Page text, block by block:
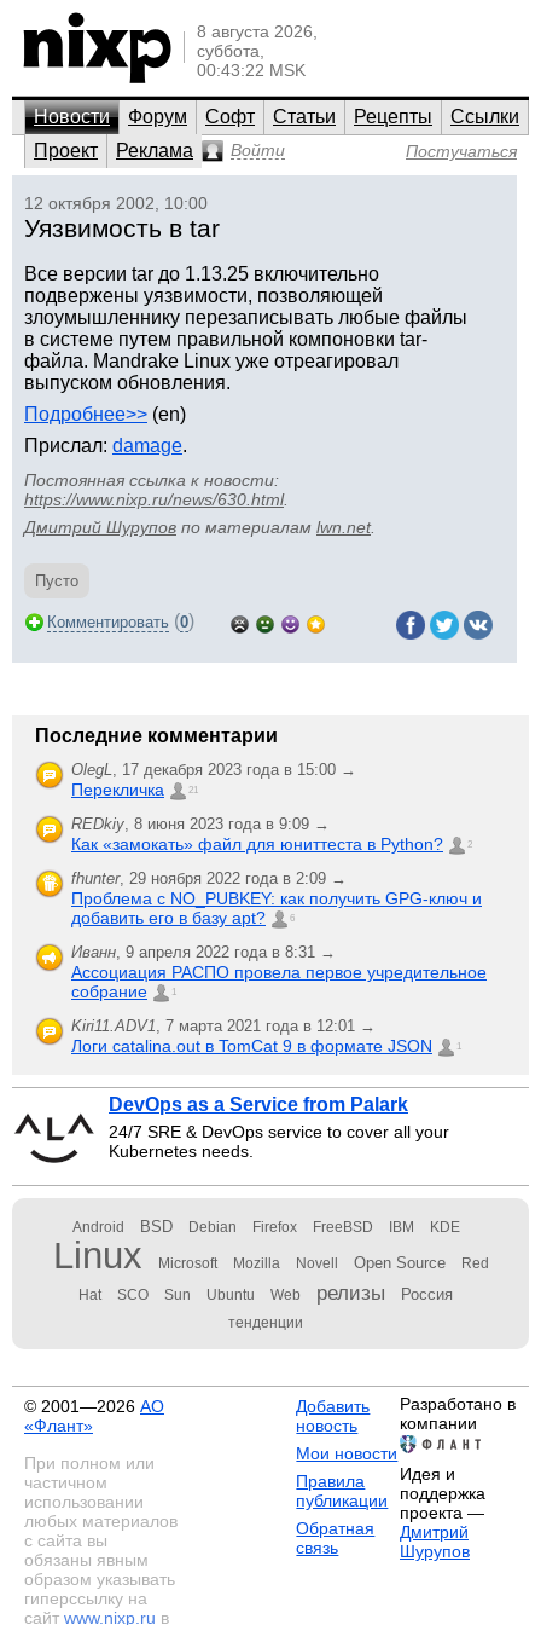
8 августа 2026,
суббота,
00:43:22 MSK
Новости Форум Софт Статьи Рецепты
Ссылки
Проект
Реклама Войти Постучаться
12 октября 2002, 10:00
Уязвимость в tar
Все версии tar до 1.13.25 включительно
подвержены уязвимости, позволяющей
злоумышленнику перезаписывать любые файлы
в системе путем правильной компоновки tar-
файла. Mandrake Linux уже отреагировал
выпуском обновления.
Подробнее>> (en)
Прислал: damage.
Постоянная ссылка к новости:
https://www.nixp.ru/news/630.html.
Дмитрий Шурупов по материалам lwn.net.
Пусто
Комментировать (0)
Последние комментарии
OlegL, 17 декабря 2023 года в 15:00 →
Перекличка 21
REDkiy, 8 июня 2023 года в 9:09 →
Как «замокать» файл для юниттеста в Python? 2
fhunter, 29 ноября 2022 года в 2:09 →
Проблема с NO_PUBKEY: как получить GPG-ключ и
добавить его в базу apt?
6
Иванн, 9 апреля 2022 года в 8:31 →
Ассоциация РАСПО провела первое учредительное
собрание
1
Kiri11.ADV1, 7 марта 2021 года в 12:01 →
Логи catalina.out в TomCat 9 в формате JSON 1
DevOps as a Service from Palark
24/7 SRE & DevOps service to cover all your
Kubernetes needs.
Android BSD Debian Firefox FreeBSD IBM KDE
Linux Microsoft Mozilla Novell Open Source Red
Hat SCO Sun Ubuntu Web релизы Россия
тенденции
© 2001—2026 АО
«Флант»
При полном или
частичном
использовании
любых материалов
с сайта вы
обязаны явным
образом указывать
гиперссылку на
сайт www.nixp.ru в
Добавить
новость
Мои новости
Правила
публикации
Обратная
связь
Разработано в
компании
Идея и
поддержка
проекта —
Дмитрий
Шурупов